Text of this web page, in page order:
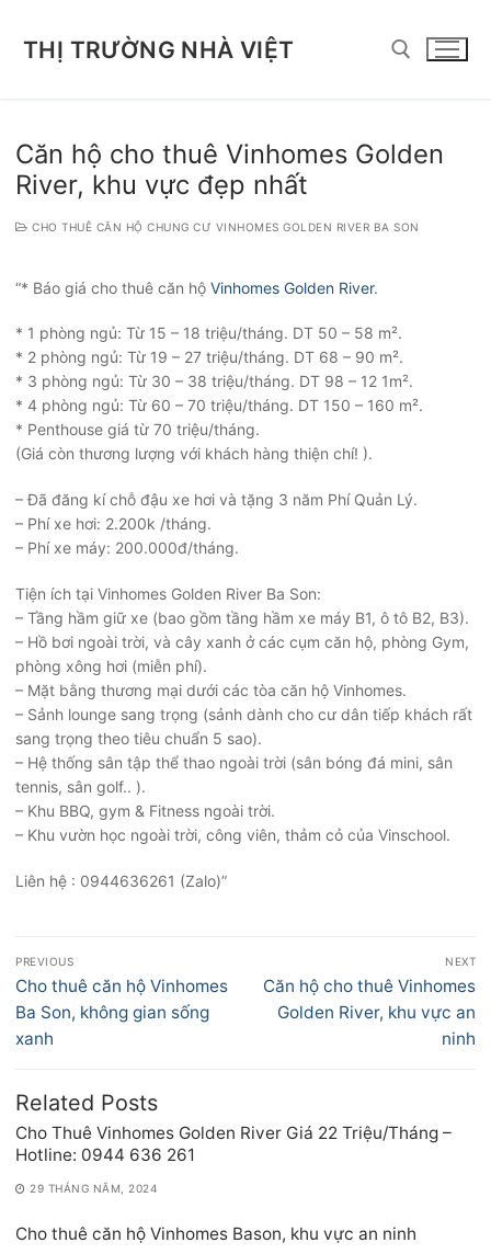
THỊ TRƯỜNG NHÀ VIỆT
Căn hộ cho thuê Vinhomes Golden
River, khu vực đẹp nhất
CHO THUÊ CĂN HỘ CHUNG CƯ VINHOMES GOLDEN RIVER BA SON
“* Báo giá cho thuê căn hộ Vinhomes Golden River.
* 1 phòng ngủ: Từ 15 – 18 triệu/tháng. DT 50 – 58 m².
* 2 phòng ngủ: Từ 19 – 27 triệu/tháng. DT 68 – 90 m².
* 3 phòng ngủ: Từ 30 – 38 triệu/tháng. DT 98 – 12 1m².
* 4 phòng ngủ: Từ 60 – 70 triệu/tháng. DT 150 – 160 m².
* Penthouse giá từ 70 triệu/tháng.
(Giá còn thương lượng với khách hàng thiện chí! ).
– Đã đăng kí chỗ đậu xe hơi và tặng 3 năm Phí Quản Lý.
– Phí xe hơi: 2.200k /tháng.
– Phí xe máy: 200.000đ/tháng.
Tiện ích tại Vinhomes Golden River Ba Son:
– Tầng hầm giữ xe (bao gồm tầng hầm xe máy B1, ô tô B2, B3).
– Hồ bơi ngoài trời, và cây xanh ở các cụm căn hộ, phòng Gym,
phòng xông hơi (miễn phí).
– Mặt bằng thương mại dưới các tòa căn hộ Vinhomes.
– Sảnh lounge sang trọng (sảnh dành cho cư dân tiếp khách rất
sang trọng theo tiêu chuẩn 5 sao).
– Hệ thống sân tập thể thao ngoài trời (sân bóng đá mini, sân
tennis, sân golf.. ).
– Khu BBQ, gym & Fitness ngoài trời.
– Khu vườn học ngoài trời, công viên, thảm cỏ của Vinschool.
Liên hệ : 0944636261 (Zalo)”
Điều
hướng
bài
viết
PREVIOUS
Previous
post:
Cho thuê căn hộ Vinhomes
Ba Son, không gian sống
xanh
NEXT
Next
post:
Căn hộ cho thuê Vinhomes
Golden River, khu vực an
ninh
Related Posts
Cho Thuê Vinhomes Golden River Giá 22 Triệu/Tháng –
Hotline: 0944 636 261
29 THÁNG NĂM, 2024
Cho thuê căn hộ Vinhomes Bason, khu vực an ninh